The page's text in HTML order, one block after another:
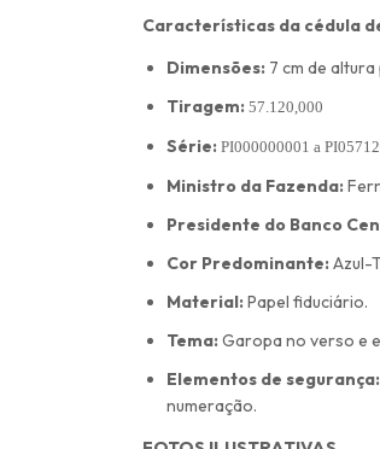
Características da cédula
Dimensões: 7 cm de
Tiragem: 57.120,000
Série: PI000000001 a
Ministro da Fazenda:
Presidente do Banco
Cor Predominante:Azul-
Material:Papel fiduciário.
Tema:Garopa no verso e
Elementos de segurança:
numeração.